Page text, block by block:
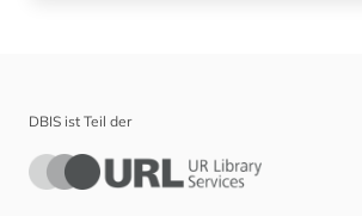
DBIS ist Teil der